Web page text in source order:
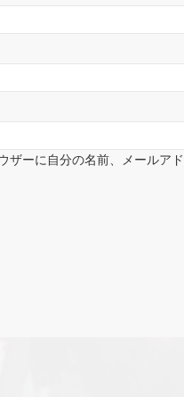
ザーに自分の名前、メールア